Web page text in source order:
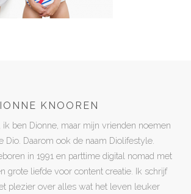
KNOOREN
ik ben Dionne, maar mijn vrienden noemen
Dio. Daarom ook de naam Diolifestyle.
in 1991 en parttime digital nomad met
grote liefde voor content creatie. Ik schrijf
plezier over alles wat het leven leuker